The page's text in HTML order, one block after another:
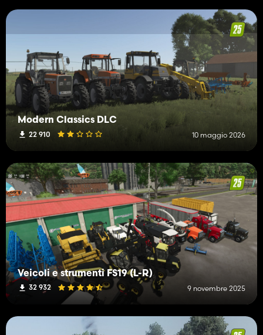
Modern Classics DLC
22 910 10 maggio 2026
Veicoli e strumenti FS19 (L-R)
32 932 9 novembre 2025